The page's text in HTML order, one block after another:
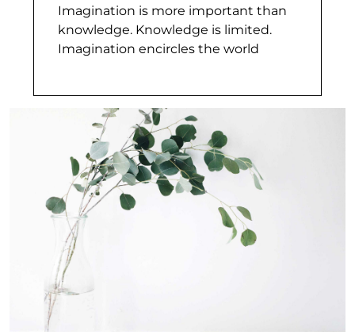
Imagination is more important than
knowledge. Knowledge is limited.
Imagination encircles the world